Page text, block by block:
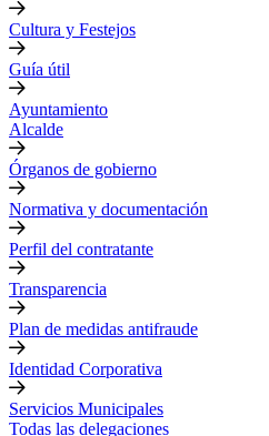
Cultura y Festejos
Guía útil
Ayuntamiento
Alcalde
Órganos de gobierno
Normativa y documentación
Perfil del contratante
Transparencia
Plan de medidas antifraude
Identidad Corporativa
Servicios Municipales
Todas las delegaciones